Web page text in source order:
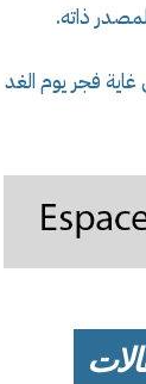
ذاته.
فجر يوم الغد